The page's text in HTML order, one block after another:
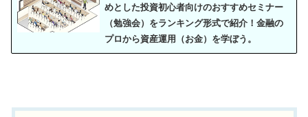
めとした投資初心者向けのおすすめセミナー
（勉強会）をランキング形式で紹介！金融の
プロから資産運用（お金）を学ぼう。